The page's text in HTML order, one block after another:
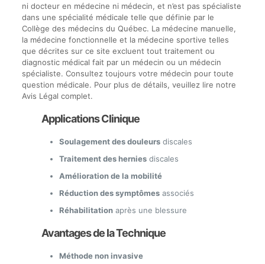
ni docteur en médecine ni médecin, et n’est pas spécialiste
dans une spécialité médicale telle que définie par le
Collège des médecins du Québec. La médecine manuelle,
la médecine fonctionnelle et la médecine sportive telles
que décrites sur ce site excluent tout traitement ou
diagnostic médical fait par un médecin ou un médecin
spécialiste. Consultez toujours votre médecin pour toute
question médicale. Pour plus de détails, veuillez lire notre
Avis Légal complet.
Applications Clinique
Soulagement des douleursdiscales
Traitement des herniesdiscales
Amélioration de la mobilité
Réduction des symptômesassociés
Réhabilitationaprès une blessure
Avantages de la Technique
Méthode non invasive